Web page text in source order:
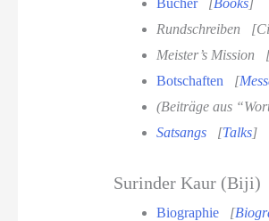
Rundschreiben
Meister’s Mission
Botschaften
[
(Beiträge aus
Satsangs[Talks]
Surinder Kaur (Biji)
Biographie [